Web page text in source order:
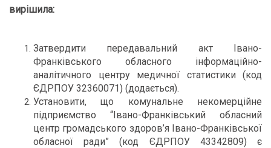
вирішила:
Затвердити передавальний акт Івано-
Франківського обласного інформаційно-
аналітичного центру медичної статистики (код
ЄДРПОУ 32360071) (додається).
Установити, що комунальне некомерційне
підприємство “Івано-Франківський обласний
центр громадського здоров’я Івано-Франківської
обласної ради” (код ЄДРПОУ 43342809) є